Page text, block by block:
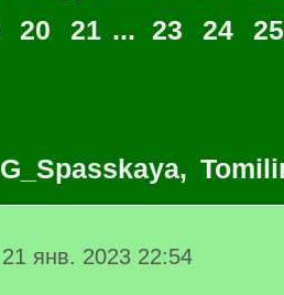
20 21 ... 23 24
25
G_Spasskaya,
21 янв. 2023 22:54